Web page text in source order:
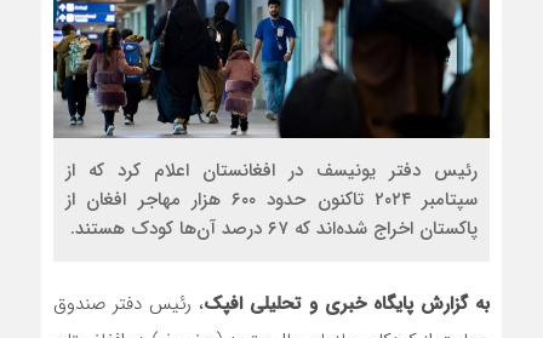
رئیس دفتر یونیسف در افغانستان اعلام کرد که از
سپتامبر ۲۰۲۴ تاکنون حدود ۶۰۰ هزار مهاجر افغان از
پاکستان اخراج شده‌اند که ۶۷ درصد آن‌ها کودک هستند.
به گزارش پایگاه خبری و تحلیلی افپک، رئیس دفتر صندوق